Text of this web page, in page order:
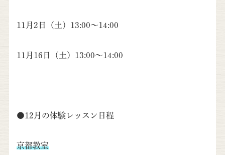
11月2日（土）13:00～14:00
11月16日（土）13:00～14:00
●12月の体験レッスン日程
京都教室